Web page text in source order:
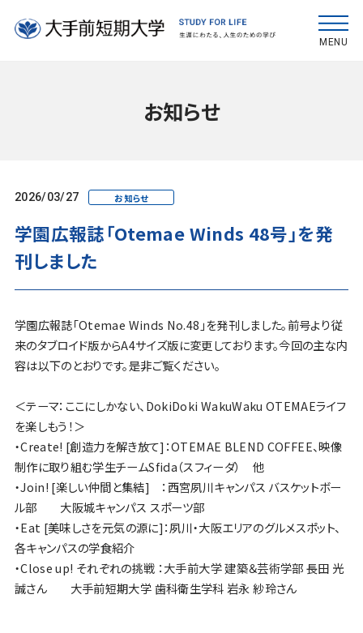
MENU
お知らせ
2026/03/27 お知らせ
学園広報誌「Otemae Winds 48号」を発
刊しました
学園広報誌「Otemae Winds No.48」を発刊しました。前号より従
来のタブロイド版からA4サイズ版に変更しております。今回の主な内
容は以下のとおりです。是非ご覧ください。
＜テーマ：ここにしかない、DokiDoki WakuWaku OTEMAEライフ
を楽しもう！＞
・Create! [創造力を解き放て]：OTEMAE BLEND COFFEE、映像
制作に取り組む学生チームSfida（スフィーダ） 他
・Join! [楽しい仲間と集結] ：西宮夙川キャンパス バスケットボー
ル部 大阪城キャンパス スポーツ部
・Eat [美味しさを元気の源に]：夙川・大阪エリアのグルメスポット、
各キャンパスの学食紹介
・Close up! それぞれの挑戦 ：大手前大学 建築＆芸術学部 長田 光
誠さん 大手前短期大学 歯科衛生学科 岩永 紗玲さん